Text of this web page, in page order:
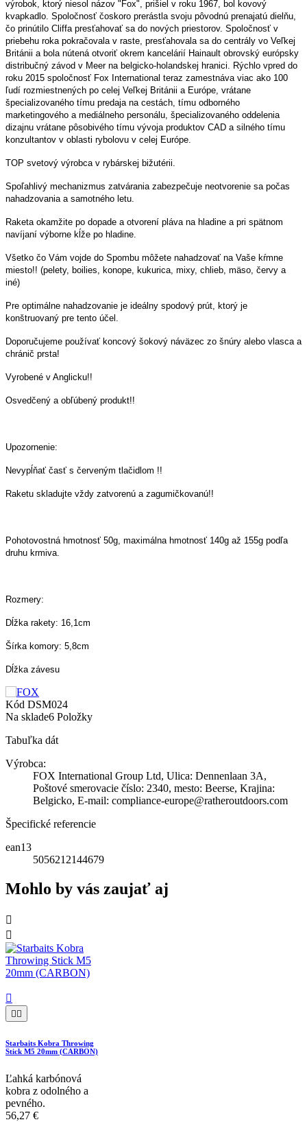
výrobok, ktorý niesol názov "Fox", prišiel v roku 1967, bol kovový
kvapkadlo. Spoločnosť čoskoro prerástla svoju pôvodnú prenajatú dielňu,
čo prinútilo Cliffa presťahovať sa do nových priestorov. Spoločnosť v
priebehu roka pokračovala v raste, presťahovala sa do centrály vo Veľkej
Británii a bola nútená otvoriť okrem kancelárií Hainault obrovský európsky
distribučný závod v Meer na belgicko-holandskej hranici. Rýchlo vpred do
roku 2015 spoločnosť Fox International teraz zamestnáva viac ako 100
ľudí rozmiestnených po celej Veľkej Británii a Európe, vrátane
špecializovaného tímu predaja na cestách, tímu odborného
marketingového a mediálneho personálu, špecializovaného oddelenia
dizajnu vrátane pôsobivého tímu vývoja produktov CAD a silného tímu
konzultantov v oblasti rybolovu v celej Európe.
TOP svetový výrobca v rybárskej bižutérii.
Spoľahlivý mechanizmus zatvárania zabezpečuje neotvorenie sa počas
nahadzovania a samotného letu.
Raketa okamžite po dopade a otvorení pláva na hladine a pri spätnom
navíjaní výborne kĺže po hladine.
Všetko čo Vám vojde do Spombu môžete nahadzovať na Vaše kŕmne
miesto!! (pelety, boilies, konope, kukurica, mixy, chlieb, mäso, červy a
iné)
Pre optimálne nahadzovanie je ideálny spodový prút, ktorý je
konštruovaný pre tento účel.
Doporučujeme používať koncový šokový náväzec zo šnúry alebo vlasca a
chránič prsta!
Vyrobené v Anglicku!!
Osvedčený a obľúbený produkt!!
Upozornenie:
Nevypĺňať časť s červeným tlačidlom !!
Raketu skladujte vždy zatvorenú a zagumičkovanú!!
Pohotovostná hmotnosť 50g, maximálna hmotnosť 140g až 155g podľa
druhu krmiva.
Rozmery:
Dĺžka rakety: 16,1cm
Šírka komory: 5,8cm
Dĺžka závesu
Kód DSM024
Na sklade6 Položky
Tabuľka dát
Výrobca:
FOX International Group Ltd, Ulica: Dennenlaan 3A,
Poštové smerovacie číslo: 2340, mesto: Beerse, Krajina:
Belgicko, E-mail: compliance-europe@ratheroutdoors.com
Špecifické referencie
ean13
5056212144679
Mohlo by vás zaujať aj




Starbaits Kobra Throwing
Stick M5 20mm (CARBON)
Ľahká karbónová
kobra z odolného a
pevného.
56,27 €